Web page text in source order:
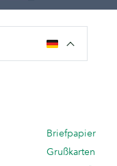
Briefpapier
Grußkarten